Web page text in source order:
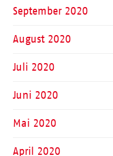
September 2020
August 2020
Juli 2020
Juni 2020
Mai 2020
April 2020